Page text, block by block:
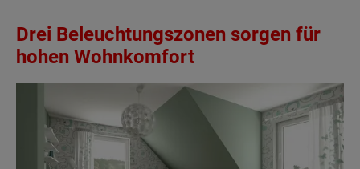
Drei Beleuchtungszonen sorgen für
hohen Wohnkomfort